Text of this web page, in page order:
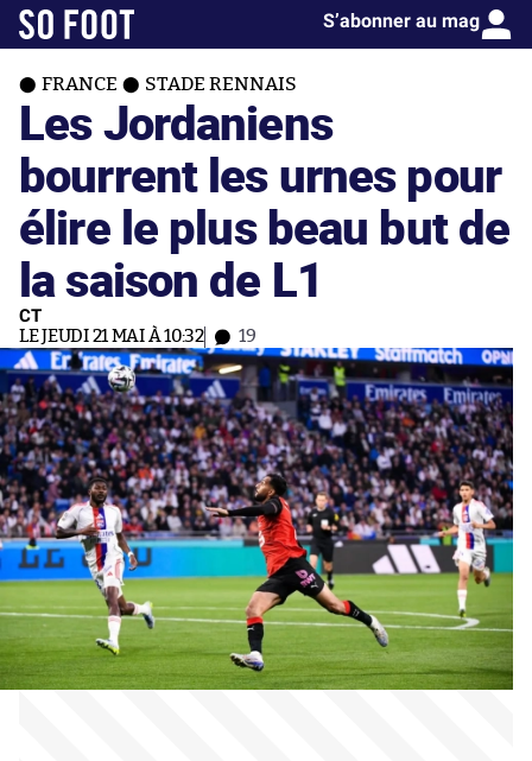
S’abonner au mag
FRANCE STADE RENNAIS
Les Jordaniens
bourrent les urnes pour
élire le plus beau but de
la saison de L1
CT
LE JEUDI 21 MAI À 10:32 19